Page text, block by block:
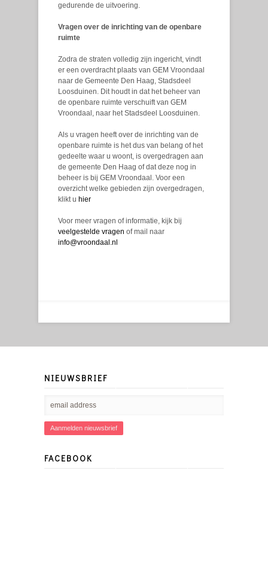
gedurende de uitvoering.
Vragen over de inrichting van de openbare
ruimte
Zodra de straten volledig zijn ingericht, vindt
er een overdracht plaats van GEM Vroondaal
naar de Gemeente Den Haag, Stadsdeel
Loosduinen. Dit houdt in dat het beheer van
de openbare ruimte verschuift van GEM
Vroondaal, naar het Stadsdeel Loosduinen.
Als u vragen heeft over de inrichting van de
openbare ruimte is het dus van belang of het
gedeelte waar u woont, is overgedragen aan
de gemeente Den Haag of dat deze nog in
beheer is bij GEM Vroondaal. Voor een
overzicht welke gebieden zijn overgedragen,
klikt u hier
Voor meer vragen of informatie, kijk bij
veelgestelde vragen of mail naar
info@vroondaal.nl
NIEUWSBRIEF
FACEBOOK